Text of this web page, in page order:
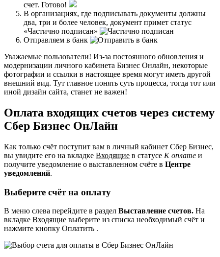
счет. Готово!
В организациях, где подписывать документы должны
два, три и более человек, документ примет статус
«Частично подписан»
Отправляем в банк
Уважаемые пользователи! Из-за постоянного обновления и
модернизации личного кабинета Бизнес Онлайн, некоторые
фотографии и ссылки в настоящее время могут иметь другой
внешний вид. Тут главное понять суть процесса, тогда тот или
иной дизайн сайта, станет не важен!
Оплата входящих счетов через систему
Сбер Бизнес ОнЛайн
Как только счёт поступит вам в личный кабинет Сбер Бизнес,
вы увидите его на вкладке Входящие в статусе К оплате и
получите уведомление о выставленном счёте в Центре
уведомлений.
Выберите счёт на оплату
В меню слева перейдите в раздел Выставление счетов. На
вкладке Входящие выберите из списка необходимый счёт и
нажмите кнопку Оплатить .